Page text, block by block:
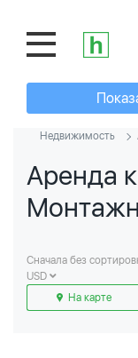
Недвижимость
Аренда
Сначала без
USD
На карте